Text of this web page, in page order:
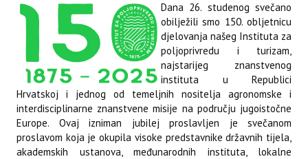
Dana 26. studenog svečano
obilježili smo 150. obljetnicu
djelovanja našeg Instituta za
poljoprivredu i turizam,
najstarijeg znanstvenog
instituta u Republici
Hrvatskoj i jednog od temeljnih nositelja agronomske i
interdisciplinarne znanstvene misije na području jugoistočne
Europe. Ovaj izniman jubilej proslavljen je svečanom
proslavom koja je okupila visoke predstavnike državnih tijela,
akademskih ustanova, međunarodnih instituta, lokalne